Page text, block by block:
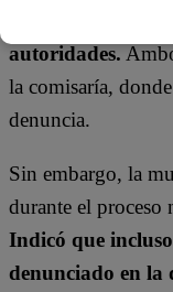
autoridades.
la comisaría,
denuncia.
Sin embargo, la
durante el proceso
Indicó que
denunciado en la